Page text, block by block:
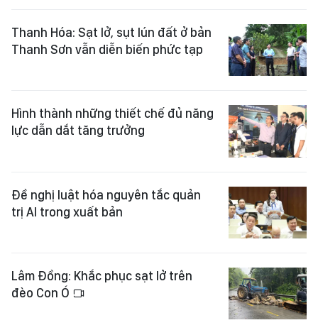
Thanh Hóa: Sạt lở, sụt lún đất ở bản
Thanh Sơn vẫn diễn biến phức tạp
Hình thành những thiết chế đủ năng
lực dẫn dắt tăng trưởng
Đề nghị luật hóa nguyên tắc quản
trị AI trong xuất bản
Lâm Đồng: Khắc phục sạt lở trên
đèo Con Ó